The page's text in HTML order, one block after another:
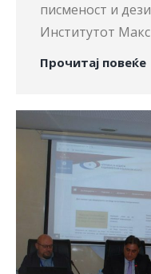
писменост и
Институтот
Прочитај повеќе